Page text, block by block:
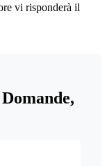
vi risponderà il